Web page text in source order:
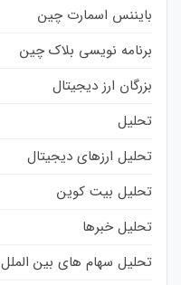
بایننس اسمارت چین
برنامه نویسی بلاک چین
بزرگان ارز دیجیتال
تحلیل
تحلیل ارزهای دیجیتال
تحلیل بیت کوین
تحلیل خبرها
تحلیل سهام های بین الملل